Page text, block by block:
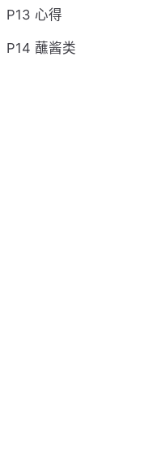
P13 心得
P14 蘸酱类